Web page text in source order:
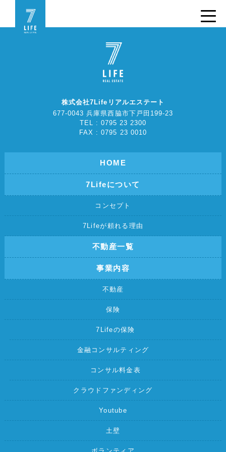
株式会社7Lifeリアルエステート
677-0043 兵庫県西脇市下戸田199-23
TEL : 0795 23 2300
FAX : 0795 23 0010
HOME
7Lifeについて
コンセプト
7Lifeが頼れる理由
不動産一覧
事業内容
不動産
保険
7Lifeの保険
金融コンサルティング
コンサル料金表
クラウドファンディング
Youtube
土壁